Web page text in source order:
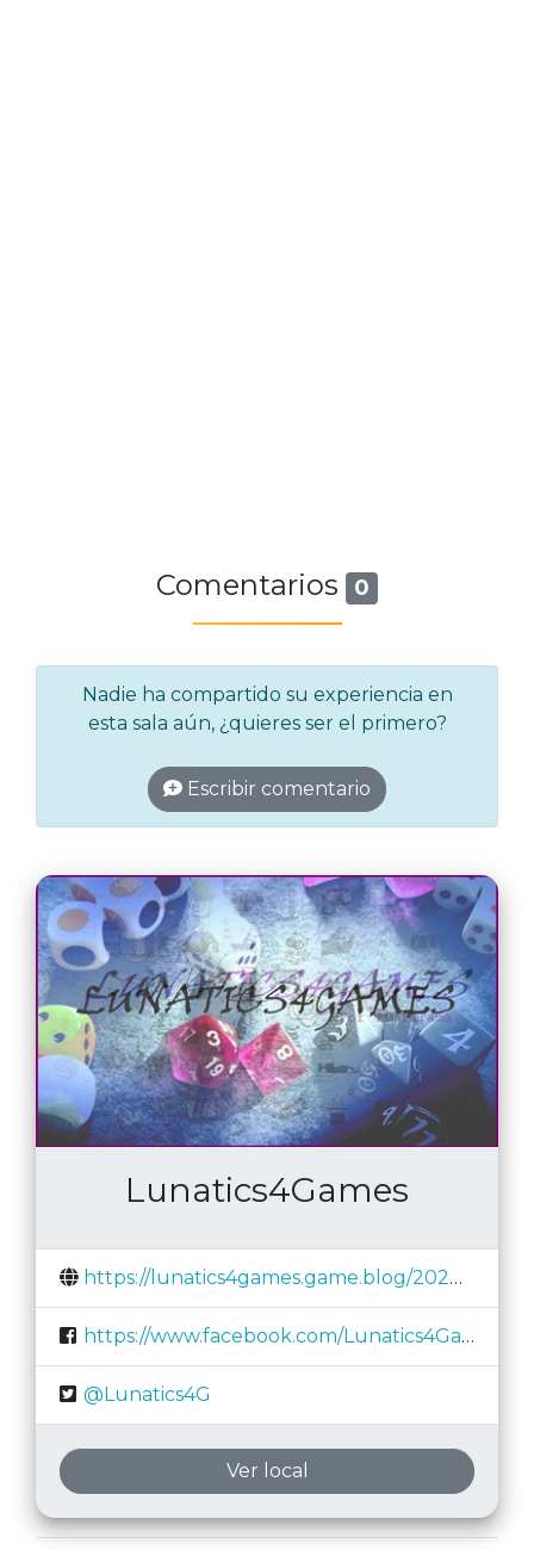
Comentarios 0
Nadie ha compartido su experiencia en
esta sala aún, ¿quieres ser el primero?
Escribir comentario
Lunatics4Games
https://lunatics4games.game.blog/2020/05/29/escape-room-la-academia-magica-10-anos/
https://www.facebook.com/Lunatics4Games/
@Lunatics4G
Ver local